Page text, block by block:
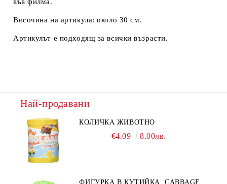
Височина на артикула: около 30 см.
Артикулът е подходящ за всички възрасти.
Най-продавани
КОЛИЧКА ЖИВОТНО
€4.09 8.00лв.
ФИГУРКА В КУТИЙКА, CABBAGE